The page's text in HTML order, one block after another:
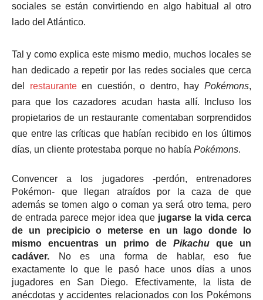
sociales se están convirtiendo en algo habitual al otro
lado del Atlántico.
Tal y como explica este mismo medio, muchos locales se
han dedicado a repetir por las redes sociales que cerca
del restauranteen cuestión, o dentro, hay Pokémons,
para que los cazadores acudan hasta allí. Incluso los
propietarios de un restaurante comentaban sorprendidos
que entre las críticas que habían recibido en los últimos
días, un cliente protestaba porque no había Pokémons.
Convencer a los jugadores -perdón, entrenadores
Pokémon- que llegan atraídos por la caza de que
además se tomen algo o coman ya será otro tema, pero
de entrada parece mejor idea que jugarse la vida cerca
de un precipicio o meterse en un lago donde lo
mismo encuentras un primo de Pikachu que un
cadáver.
No es una forma de hablar, eso fue
exactamente lo que le pasó hace unos días a unos
jugadores en San Diego. Efectivamente, la lista de
anécdotas y accidentes relacionados con los Pokémons